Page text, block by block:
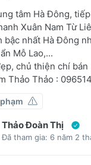
tâm Hà Đông,
Xuân Nam Từ
bậc nhất Hà Đông
Mỗ Lao,...
chủ thiện chí bán
Thảo Thảo :
Thảo Đoàn Thị
Đã tham gia: 6 năm 2